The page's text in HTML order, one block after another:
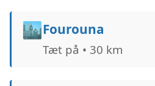
🏙️Fourouna
Tæt på • 30 km